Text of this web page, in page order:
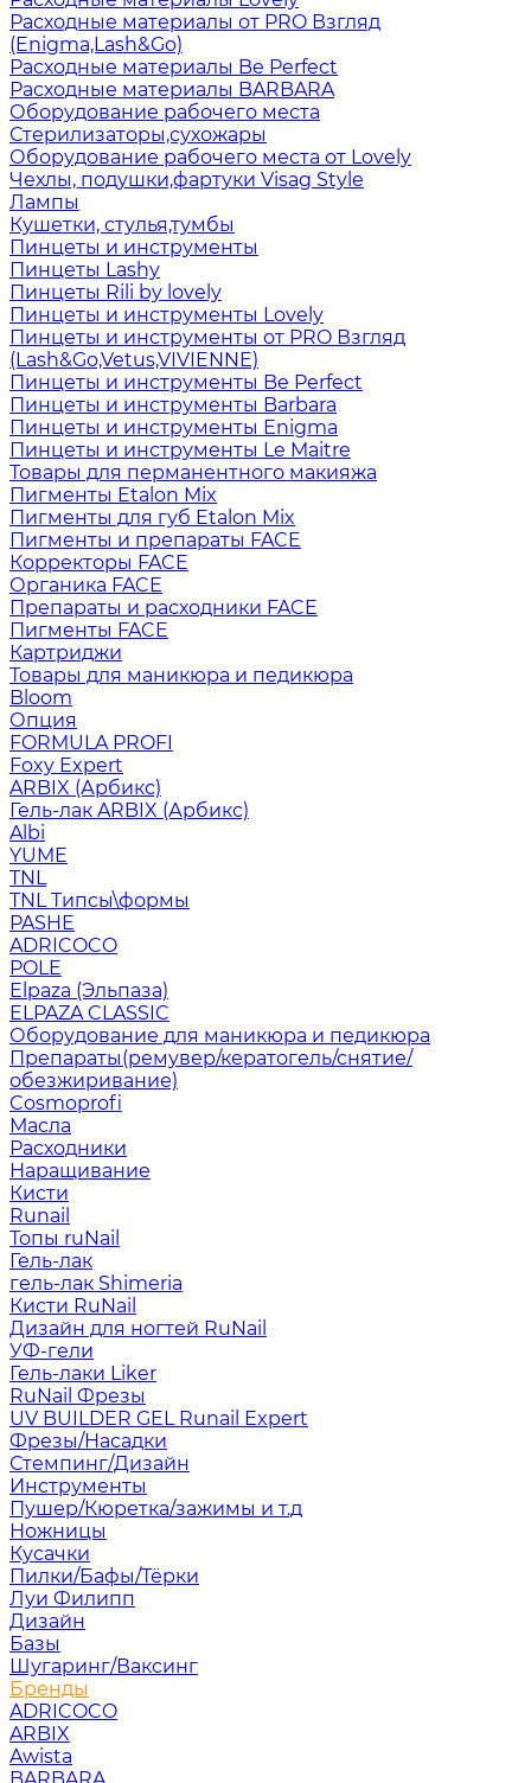
Расходные материалы от PRO Взгляд
(Enigma,Lash&Go)
Расходные материалы Be Perfect
Расходные материалы BARBARA
Оборудование рабочего места
Стерилизаторы,сухожары
Оборудование рабочего места от Lovely
Чехлы, подушки,фартуки Visag Style
Лампы
Кушетки, стулья,тумбы
Пинцеты и инструменты
Пинцеты Lashy
Пинцеты Rili by lovely
Пинцеты и инструменты Lovely
Пинцеты и инструменты от PRO Взгляд
(Lash&Go,Vetus,VIVIENNE)
Пинцеты и инструменты Be Perfect
Пинцеты и инструменты Barbara
Пинцеты и инструменты Enigma
Пинцеты и инструменты Le Maitre
Товары для перманентного макияжа
Пигменты Etalon Mix
Пигменты для губ Etalon Mix
Пигменты и препараты FACE
Корректоры FACE
Органика FACE
Препараты и расходники FACE
Пигменты FACE
Картриджи
Товары для маникюра и педикюра
Bloom
Опция
FORMULA PROFI
Foxy Expert
ARBIX (Арбикс)
Гель-лак ARBIX (Арбикс)
Albi
YUME
TNL
TNL Типсы\формы
PASHE
ADRICOCO
POLE
Elpaza (Эльпаза)
ELPAZA CLASSIC
Оборудование для маникюра и педикюра
Препараты(ремувер/кератогель/снятие/
обезжиривание)
Cosmoprofi
Масла
Расходники
Наращивание
Кисти
Runail
Топы ruNail
Гель-лак
гель-лак Shimeria
Кисти RuNail
Дизайн для ногтей RuNail
УФ-гели
Гель-лаки Liker
RuNail Фрезы
UV BUILDER GEL Runail Expert
Фрезы/Насадки
Стемпинг/Дизайн
Инструменты
Пушер/Кюретка/зажимы и т.д
Ножницы
Кусачки
Пилки/Бафы/Тёрки
Луи Филипп
Дизайн
Базы
Шугаринг/Ваксинг
Бренды
ADRICOCO
ARBIX
Awista